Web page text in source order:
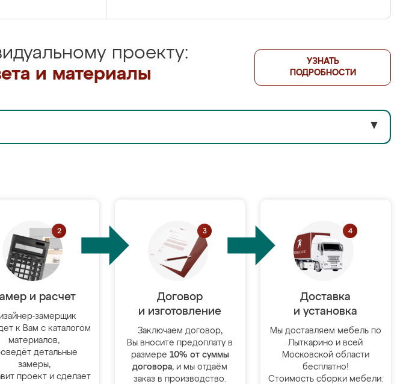
проекту:
и материалы
УЗНАТЬ
ПОДРОБНОСТИ
▼
и расчет
замерщик
к Вам с каталогом
материалов,
детальные
замеры,
проект и сделает
Договор
и изготовление
Заключаем договор,
Вы вносите предоплату в
размере 10% от суммы
договора, и мы отдаём
заказ в производство.
Доставка
и установка
Мы доставляем мебель по
Лыткарино и всей
Московской области
бесплатно!
Стоимость сборки мебели: